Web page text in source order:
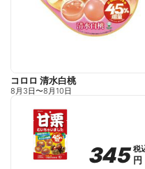
コロロ 清水白桃
8月3日〜8月10日
345
345税
税
円
円